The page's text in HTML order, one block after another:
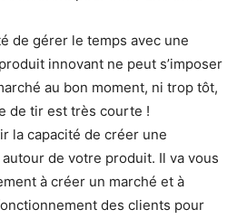
de gérer le temps avec une
innovant ne peut s’imposer
au bon moment, ni trop tôt,
de tir est très courte !
la capacité de créer une
de votre produit. Il va vous
à créer un marché et à
des clients pour